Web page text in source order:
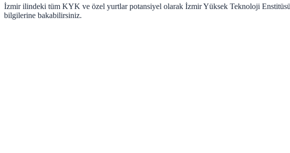
İzmir ilindeki tüm KYK ve özel yurtlar potansiyel olarak İzmir Yüksek Teknoloji Enstitüsü
bilgilerine bakabilirsiniz.